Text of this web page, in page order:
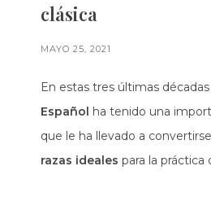
clásica
MAYO 25, 2021
En estas tres últimas décadas
Español ha tenido una
que le ha llevado a
razas ideales para la